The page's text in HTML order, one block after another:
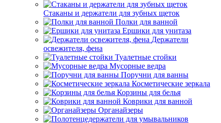
Стаканы и держатели для зубных щеток
Полки для ванной
Ершики для унитаза
Держатели
освежителя, фена
Туалетные стойки
Мусорные ведра
Поручни для ванны
Косметические зеркала
Корзины для белья
Коврики для ванной
Органайзеры